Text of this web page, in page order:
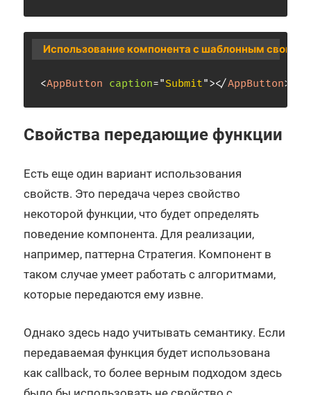
Использование компонента с шаблонным
<AppButton caption="Submit"></AppButton>
Свойства передающие функции
Есть еще один вариант использования
свойств. Это передача через свойство
некоторой функции, что будет определять
поведение компонента. Для реализации,
например, паттерна Стратегия. Компонент в
таком случае умеет работать с алгоритмами,
которые передаются ему извне.
Однако здесь надо учитывать семантику. Если
передаваемая функция будет использована
как callback, то более верным подходом здесь